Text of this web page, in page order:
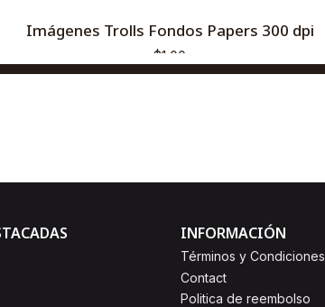
Imágenes Trolls Fondos Papers 300 dpi
$1,00
INFORMACIÓN
Términos y Condiciones
Contact
Politica de reembolso